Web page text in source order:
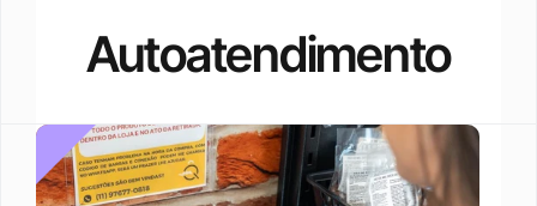
Autoatendimento